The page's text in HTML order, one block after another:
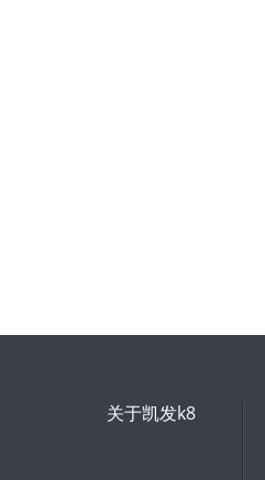
关于凯发k8